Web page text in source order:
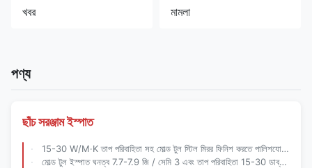
খবর মামলা
পণ্য
ছাঁচ সরঞ্জাম ইস্পাত
15-30 W/M·K তাপ পরিবাহিতা সহ মোল্ড টুল স্টিল মিরর ফিনিশ করতে পালিশযোগ্য এবং নির্ভুল ছাঁচ তৈরির জন্য উচ্চ গঠনযোগ্যতা
মোল্ড টুল ইস্পাত ঘনত্ব 7.7-7.9 জি / সেমি 3 এবং তাপ পরিবাহিতা 15-30 ডাব্লু / এম কে